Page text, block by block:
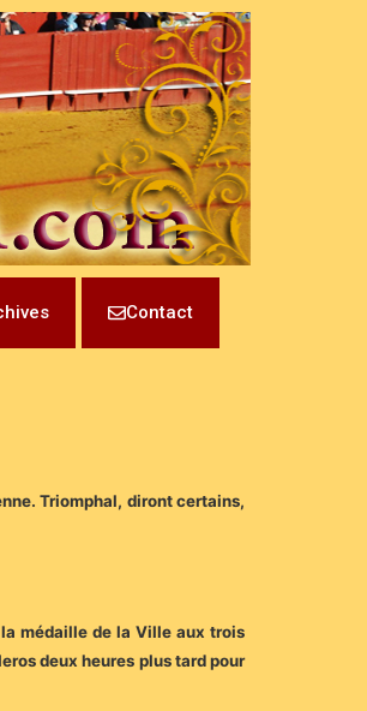
Contact
Triomphal, diront certains,
médaille de la Ville aux trois
deux heures plus tard pour